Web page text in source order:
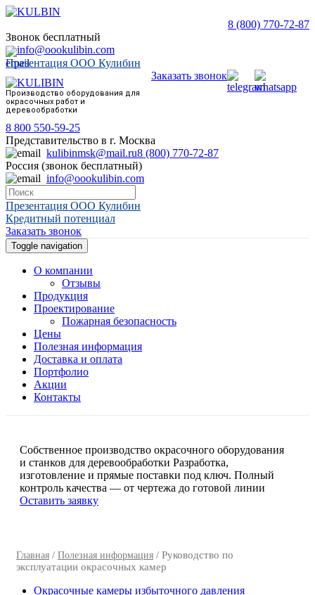
8 (800) 770-72-87
Звонок бесплатный
info@oookulibin.com
Презентация ООО Кулибин
Заказать звонок
Производство оборудования для
окрасочных работ и
деревообработки
8 800 550-59-25
Представительство в г. Москва
kulibinmsk@mail.ru8 (800) 770-72-87
Россия (звонок бесплатный)
info@oookulibin.com
Презентация ООО Кулибин
Кредитный потенциал
Заказать звонок
Toggle navigation
О компании
Отзывы
Продукция
Проектирование
Пожарная безопасность
Цены
Полезная информация
Доставка и оплата
Портфолио
Акции
Контакты
Собственное производство окрасочного оборудования
и станков для деревообработки Разработка,
изготовление и прямые поставки под ключ. Полный
контроль качества — от чертежа до готовой линии
Оставить заявку
Главная / Полезная информация / Руководство по
эксплуатации окрасочных камер
Окрасочные камеры избыточного давления